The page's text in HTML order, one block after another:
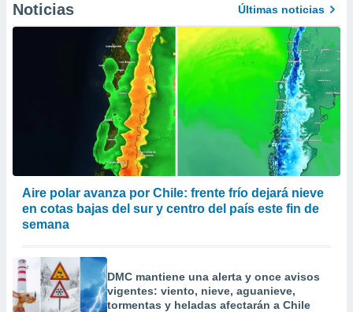
Noticias Últimas noticias
Aire polar avanza por Chile: frente frío dejará nieve
en cotas bajas del sur y centro del país este fin de
semana
DMC mantiene una alerta y once avisos
vigentes: viento, nieve, aguanieve,
tormentas y heladas afectarán a Chile